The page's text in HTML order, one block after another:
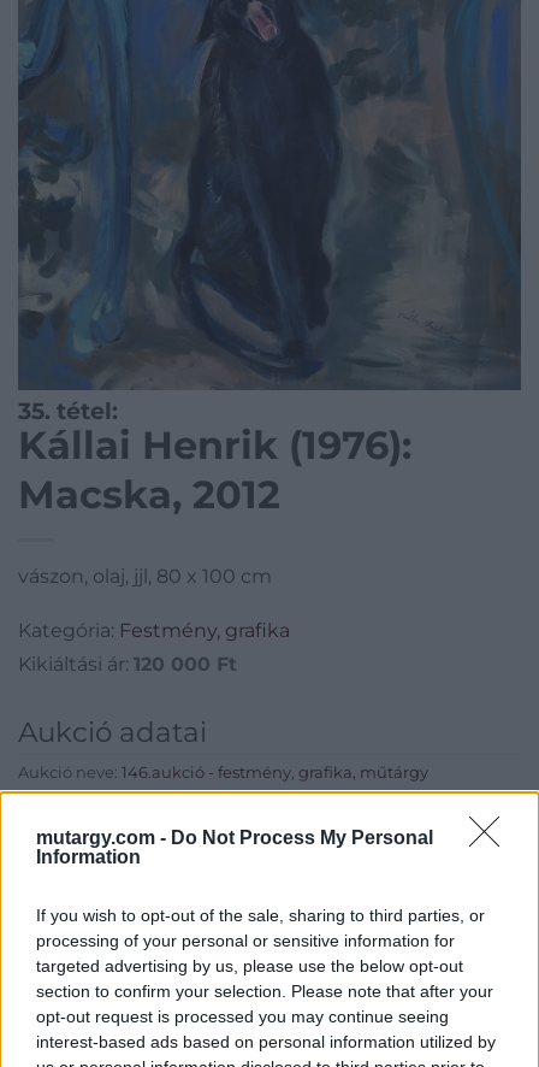
mutargy.com - Do Not Process My Personal
Information
If you wish to opt-out of the sale, sharing to third parties, or
processing of your personal or sensitive information for
targeted advertising by us, please use the below opt-out
section to confirm your selection. Please note that after your
opt-out request is processed you may continue seeing
interest-based ads based on personal information utilized by
35. tétel:
Kállai Henrik (1976):
Macska, 2012
vászon, olaj, jjl, 80 x 100 cm
Kategória: Festmény, grafika
Kikiáltási ár: 120 000 Ft
Aukció adatai
Aukció neve: 146.aukció - festmény, grafika, műtárgy
Aukció ideje: 18:00
Tételszám: 35
Eladó adatai
Eladó:Műgyűjtők Háza Kft.